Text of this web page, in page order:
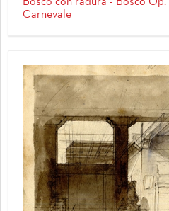
Bosco con radura - Bosco Op.
Carnevale